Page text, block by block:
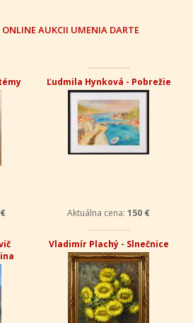
ONLINE AUKCII UMENIA DARTE
Ľudmila Hynková - Pobrežie
Aktuálna cena: 150 €
Vladimír Plachý - Slnečnice